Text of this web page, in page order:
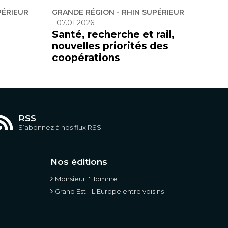
GRANDE RÉGION - RHIN SUPÉRIEUR
- 07.01.2026
Santé, recherche et rail,
nouvelles priorités des
coopérations
RSS
S’abonnez à nos flux RSS
Nos éditions
Monsieur l'Homme
Grand Est - L'Europe entre voisins